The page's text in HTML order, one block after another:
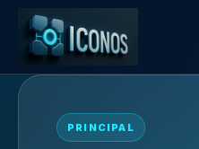
PRINCIPAL